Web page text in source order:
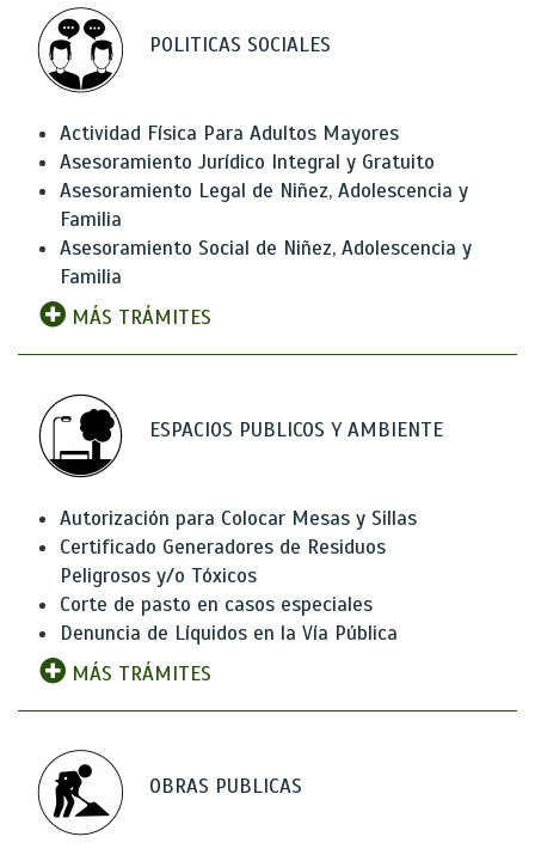
POLITICAS SOCIALES
Actividad Física Para Adultos Mayores
Asesoramiento Jurídico Integral y Gratuito
Asesoramiento Legal de Niñez, Adolescencia y
Familia
Asesoramiento Social de Niñez, Adolescencia y
Familia
MÁS TRÁMITES
ESPACIOS PUBLICOS Y AMBIENTE
Autorización para Colocar Mesas y Sillas
Certificado Generadores de Residuos
Peligrosos y/o Tóxicos
Corte de pasto en casos especiales
Denuncia de Líquidos en la Vía Pública
MÁS TRÁMITES
OBRAS PUBLICAS